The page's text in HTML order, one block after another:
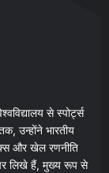
से स्पोर्ट्स
उन्होंने भारतीय
और खेल रणनीति
लिखे हैं, मुख्य रूप से